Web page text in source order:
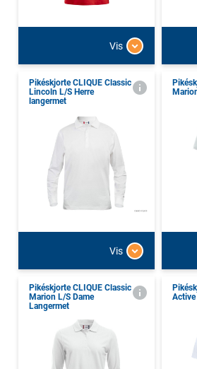
Vis
Pikéskjorte CLIQUE Classic
Lincoln L/S Herre
langermet
Vis
Pikéskjorte CLIQUE Classic
Marion L/S Dame
Langermet